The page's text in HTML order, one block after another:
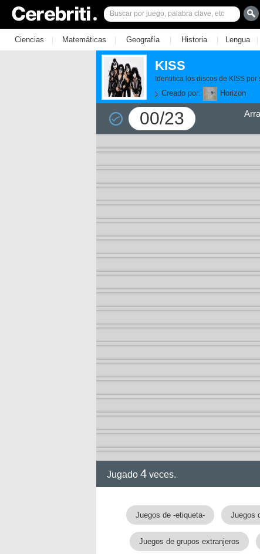
Ciencias | Matemáticas | Geografía | Historia | Lengua |
KISS
Identifica los discos de KISS
Creado por: Horizon
00/23
Jugado 4 veces.
Juegos de -etiqueta- Juegos
Juegos de grupos extranjeros